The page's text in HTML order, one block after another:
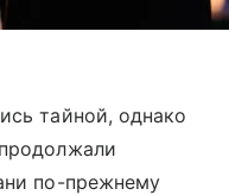
тайной, однако
по-прежнему